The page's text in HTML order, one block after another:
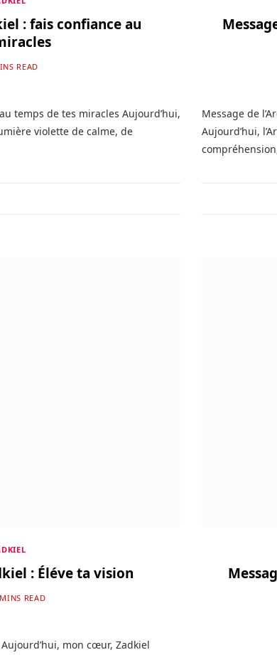
: fais confiance au
READ
temps de tes miracles Aujourd’hui,
violette de calme, de
Message de
Aujourd’hui,
: Éléve ta vision
READ
mon cœur, Zadkiel